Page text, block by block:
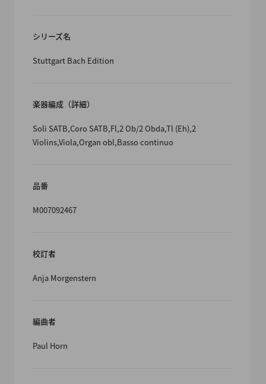
シリーズ名
Stuttgart Bach Edition
楽器編成（詳細）
Soli SATB,Coro SATB,Fl,2 Ob/2 Obda,Tl (Eh),2
Violins,Viola,Organ obl,Basso continuo
品番
M007092467
校訂者
Anja Morgenstern
編曲者
Paul Horn